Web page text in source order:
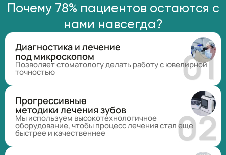
Почему 78% пациентов остаются с
нами навсегда?
Диагностика и лечение
под микроскопом
Позволяет стоматологу делать работу с ювелирной
точностью
Прогрессивные
методики лечения зубов
Мы используем высокотехнологичное
оборудование, чтобы процесс лечения стал еще
быстрее и качественнее